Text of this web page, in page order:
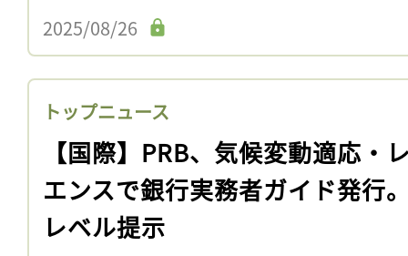
2025/08/26
トップニュース
【国際】PRB、気候変動適応・
エンスで銀行実務者ガイド発行
レベル提示